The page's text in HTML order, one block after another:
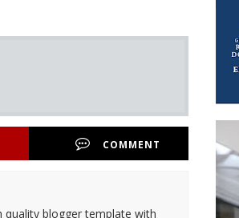
COMMENT
quality blogger template with